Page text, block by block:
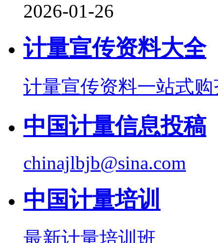
2026-01-26
计量宣传资料大全
计量宣传资料一站式购
中国计量信息投稿
chinajlbjb@sina.com
中国计量培训
最新计量培训班